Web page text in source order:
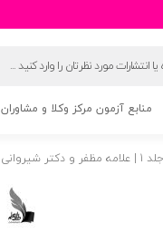
منابع آزمون مرکز وکلا و مشاوران